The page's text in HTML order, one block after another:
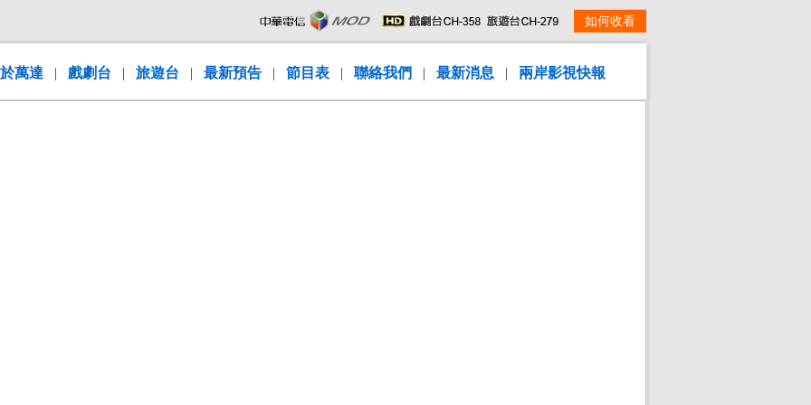
如何收看
萬達 | 戲劇台 | 旅遊台 | 最新預告 | 節目表 | 聯絡我們 | 最新消息 | 兩岸影視快報